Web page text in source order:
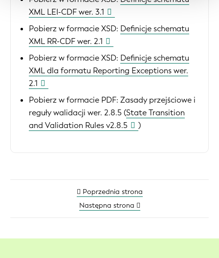
XML LEI-CDF wer. 3.1
Pobierz w formacie XSD: Definicje schematu
XML RR-CDF wer. 2.1
Pobierz w formacie XSD: Definicje schematu
XML dla formatu Reporting Exceptions wer.
2.1
Pobierz w formacie PDF: Zasady przejściowe i
reguły walidacji wer. 2.8.5 (State Transition
and Validation Rules v2.8.5
)
Poprzednia strona
Następna strona